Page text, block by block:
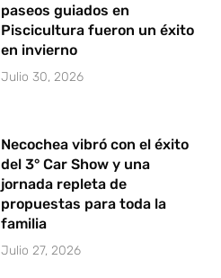
paseos guiados en
Piscicultura fueron un éxito
en invierno
Julio 30, 2026
Necochea vibró con el éxito
del 3° Car Show y una
jornada repleta de
propuestas para toda la
familia
Julio 27, 2026